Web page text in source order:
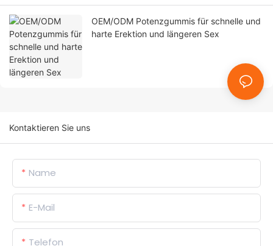
OEM/ODM Potenzgummis für schnelle und
harte Erektion und längeren Sex
Kontaktieren Sie uns
Name
E-Mail
Telefon